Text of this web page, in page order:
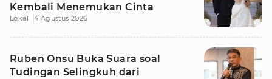
Kembali Menemukan Cinta
Lokal 4 Agustus 2026
Ruben Onsu Buka Suara soal
Tudingan Selingkuh dari